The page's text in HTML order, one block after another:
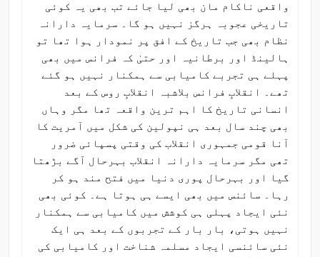
واقعی ناکام مان بھی لیا جائے تب بھی یہ کوئی
تاریخی عجوبہ ہرگز نہیں ہو گا۔ سرمایہ دارانہ
نظام بھی جب تاریخ کے افق پر نمودار ہوا تھا تو
ہالینڈ اور برطانیہ اور حتیٰ کہ فرانس میں بھی
پہلے ہی تجربے کامیابی سے ہمکنار نہیں ہو گئے
تھے۔ انقلابِ فرانس بلاشبہ انقلابِ روس کے بعد
انسانی تاریخ کا اہم ترین واقعہ تھا مگر وہاں
بھی چند سال بعد ہی نپولین کی شکل میں آمریت کا
آنا قومی جمہوری انقلاب کی وقتی پسپائی ضرور
تھی مگر سرمایہ دارانہ انقلاب بہرحال آگے بڑھتا
گیا اور بہرحال پوری دنیا میں فتح مند ہو کر
رہا۔ سائنس میں بھی ایسے ہی ہوتا ہے۔ کوئی بھی
نئی ایجاد پہلی ہی کوشش میں کامیابی سے ہمکنار
نہیں ہوتی، بار بار کے تجربوں کے بعد ہی ایک
نئی سائنسی ایجاد مسلمہ شناخت اور کامیابی کی